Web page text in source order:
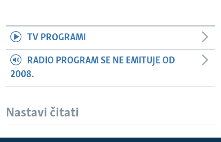
TV PROGRAMI
RADIO PROGRAM SE NE EMITUJE OD
2008.
Nastavi čitati